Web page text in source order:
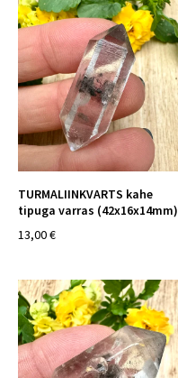
TURMALIINKVARTS kahe
tipuga varras (42x16x14mm)
13,00 €